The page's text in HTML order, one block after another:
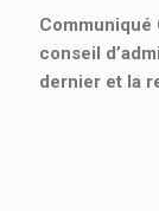
Communiqué
conseil
dernier et la